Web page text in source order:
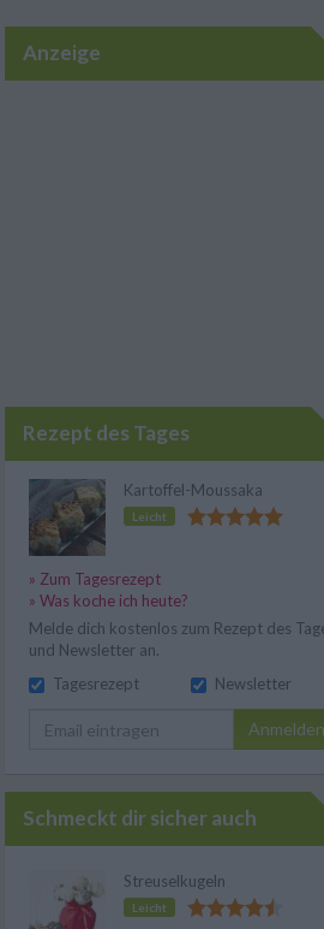
Anzeige
Rezept des Tages
Kartoffel-Moussaka
Leicht
» Zum Tagesrezept
» Was koche ich heute?
Melde dich kostenlos zum Rezept des
und Newsletter an.
Tagesrezept
Newsletter
Anmelden
Schmeckt dir sicher auch
Streuselkugeln
Leicht